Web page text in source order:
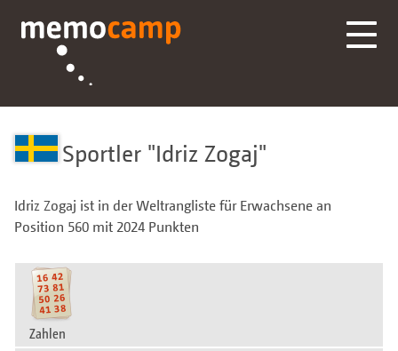
Sportler Idriz Zogaj
Idriz Zogaj ist in der Weltrangliste für Erwachsene an
Position 560 mit 2024 Punkten
Zahlen